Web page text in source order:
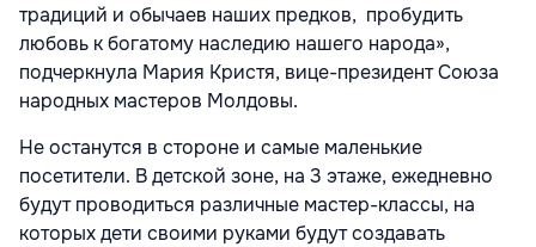
традиций и обычаев наших предков, пробудить
любовь к богатому наследию нашего народа»,
подчеркнула Мария Кристя, вице-президентСоюза
народных мастеров Молдовы.
Не останутся в стороне и самые маленькие
посетители. В детской зоне, на 3 этаже, ежедневно
будут проводиться различные мастер-классы, на
которых дети своими руками будут создавать